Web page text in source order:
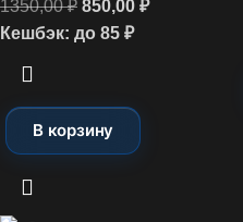
1350,00₽ 850,00 ₽
Кешбэк: до 85 ₽
В корзину